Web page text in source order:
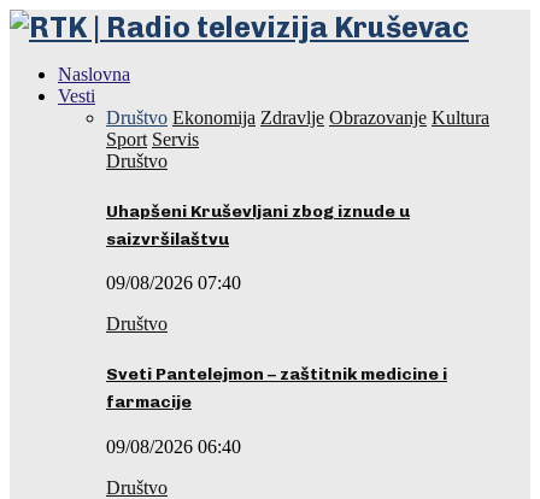
Naslovna
Vesti
Društvo Ekonomija Zdravlje Obrazovanje Kultura
Sport Servis
Društvo
Uhapšeni Kruševljani zbog iznude u
saizvršilaštvu
09/08/2026 07:40
Društvo
Sveti Pantelejmon – zaštitnik medicine i
farmacije
09/08/2026 06:40
Društvo